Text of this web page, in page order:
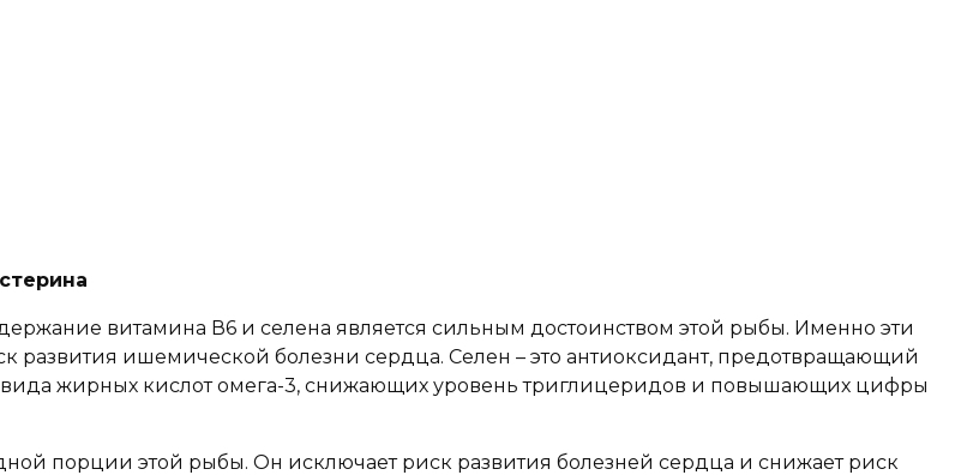
витамина В6 и селена является сильным достоинством этой рыбы. Именно эти
развития ишемической болезни сердца. Ceлeн – это антиоксидант, предотвращающий
жирных кислот oмeгa-3, снижающих уровень триглицеридов и повышающих цифры
порции этой рыбы. Он исключает риск развития болезней сердца и снижает риск